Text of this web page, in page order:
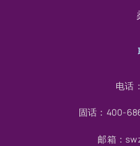
电话
固话：400-
邮箱：